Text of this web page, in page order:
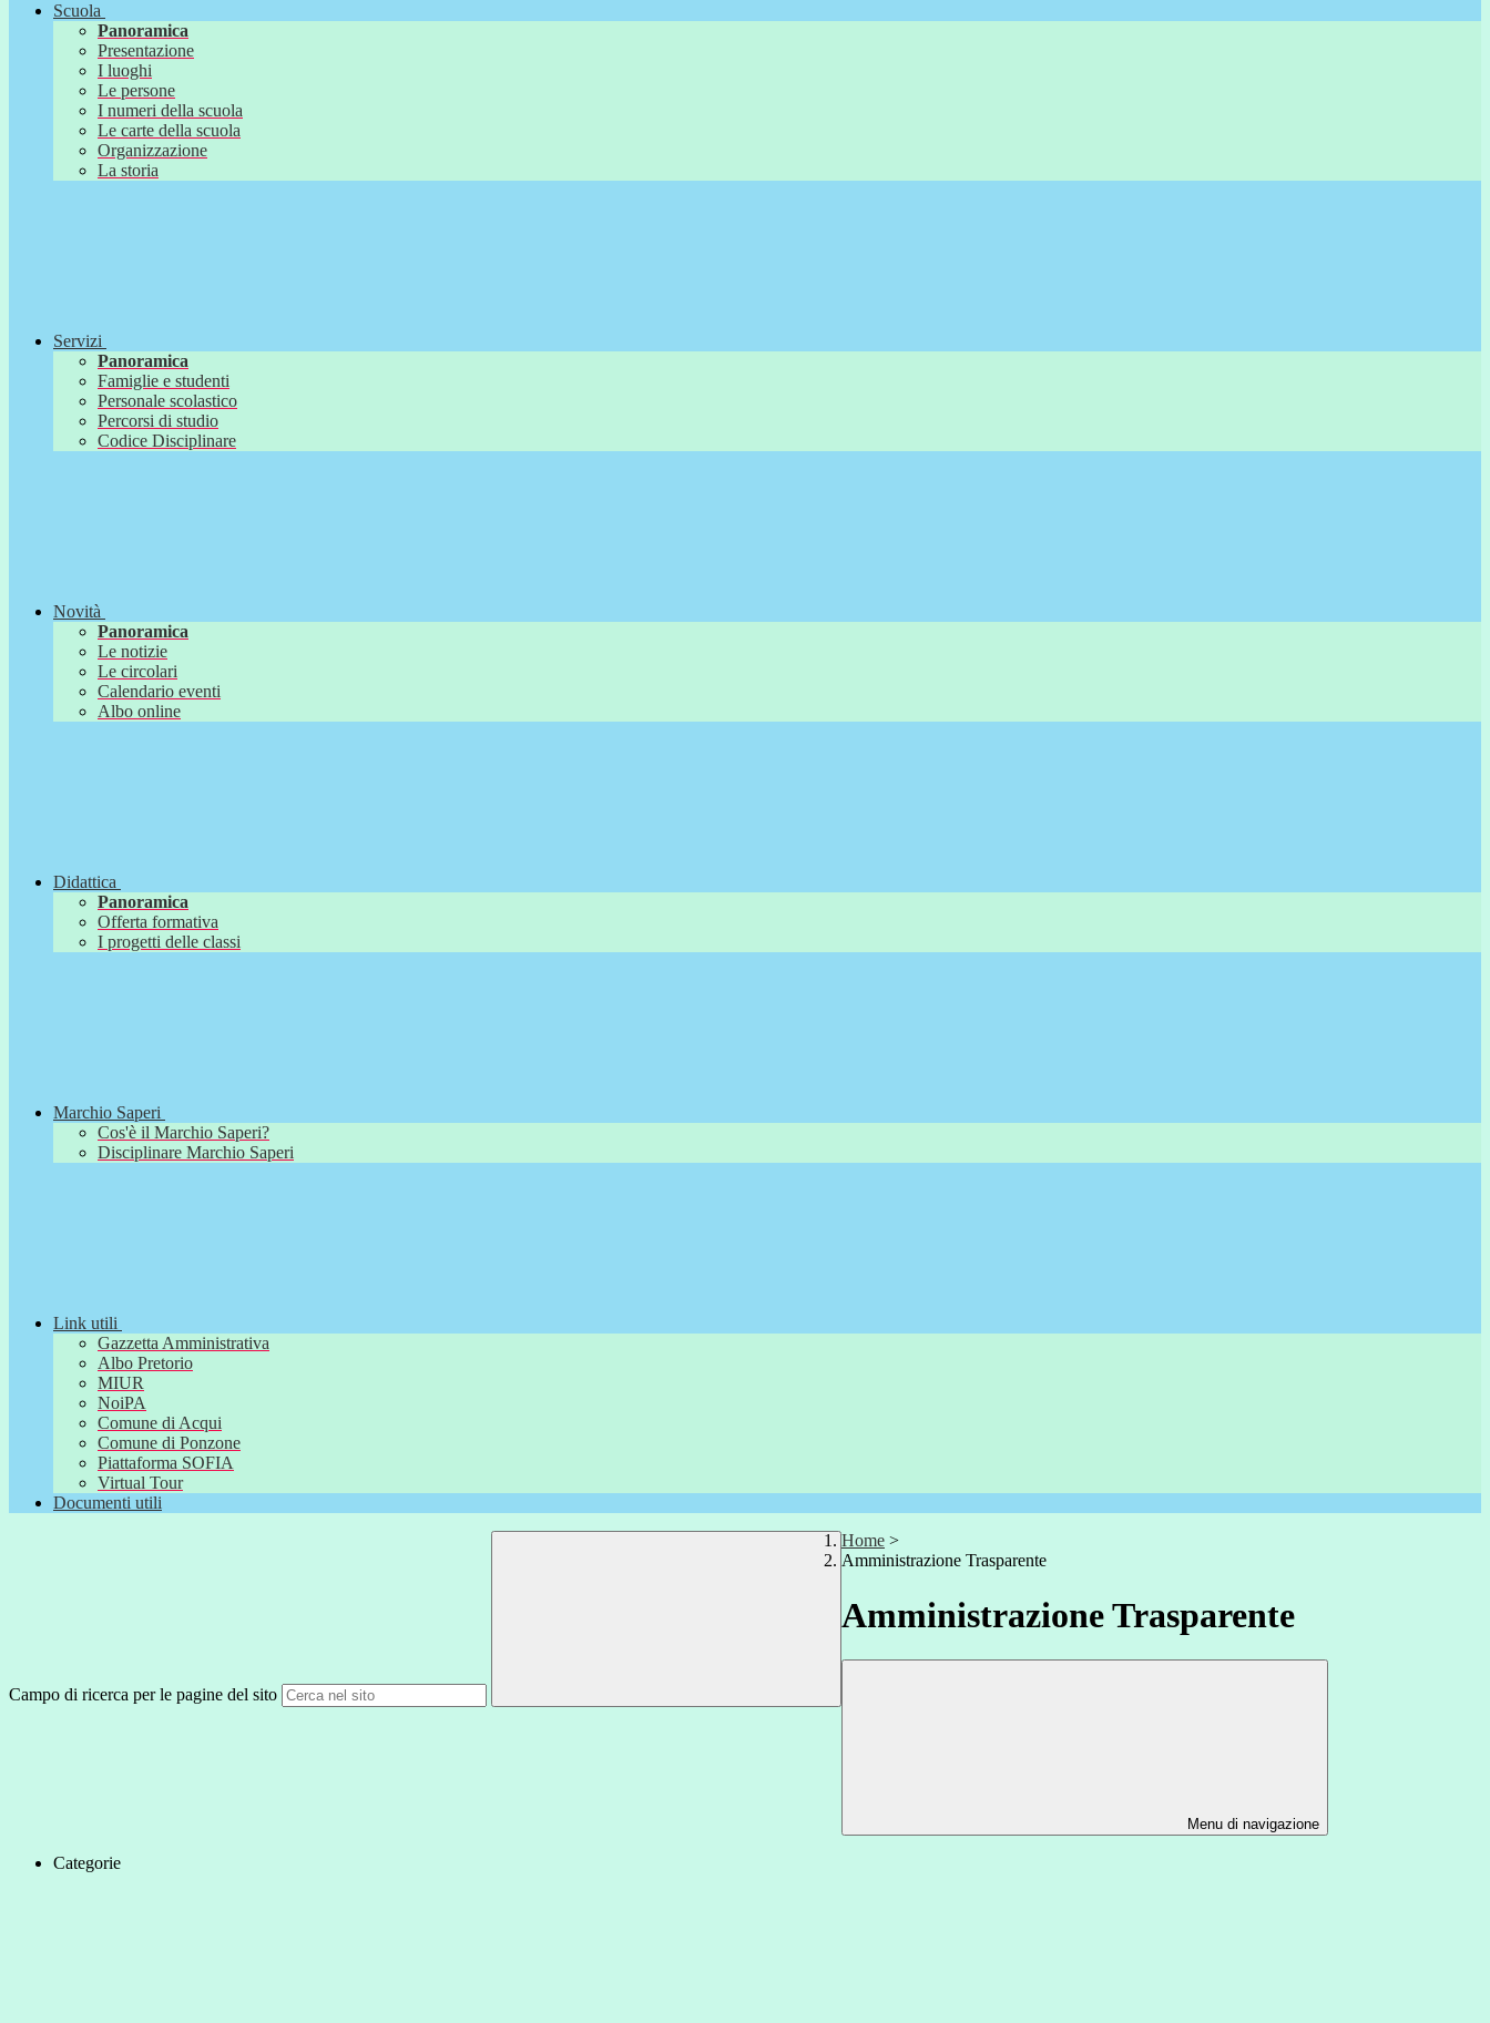
Scuola
Panoramica
Presentazione
I luoghi
Le persone
I numeri della scuola
Le carte della scuola
Organizzazione
La storia
Servizi
Panoramica
Famiglie e studenti
Personale scolastico
Percorsi di studio
Codice Disciplinare
Novità
Panoramica
Le notizie
Le circolari
Calendario eventi
Albo online
Didattica
Panoramica
Offerta formativa
I progetti delle classi
Marchio Saperi
Cos'è il Marchio Saperi?
Disciplinare Marchio Saperi
Link utili
Gazzetta Amministrativa
Albo Pretorio
MIUR
NoiPA
Comune di Acqui
Comune di Ponzone
Piattaforma SOFIA
Virtual Tour
Documenti utili
Campo di ricerca per le pagine del sito
Home >
Amministrazione Trasparente
Amministrazione Trasparente
Menu di navigazione
Categorie